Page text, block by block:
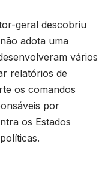
geral descobriu
adota uma
vários
relatórios de
os comandos
por
os Estados